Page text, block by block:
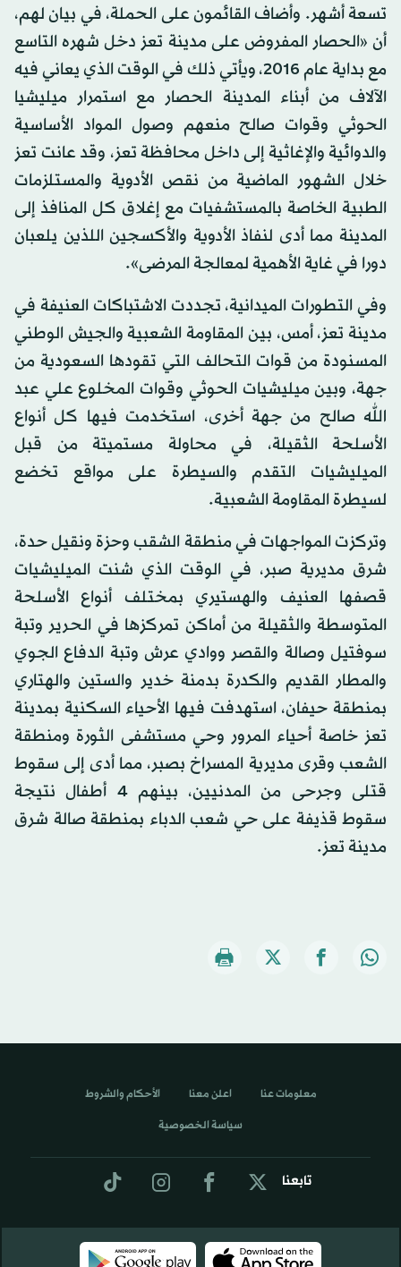
تسعة أشهر. وأضاف القائمون على الحملة، في بيان لهم،
أن «الحصار المفروض على مدينة تعز دخل شهره التاسع
مع بداية عام 2016، ويأتي ذلك في الوقت الذي يعاني فيه
الآلاف من أبناء المدينة الحصار مع استمرار ميليشيا
الحوثي وقوات صالح منعهم وصول المواد الأساسية
والدوائية والإغاثية إلى داخل محافظة تعز، وقد عانت تعز
خلال الشهور الماضية من نقص الأدوية والمستلزمات
الطبية الخاصة بالمستشفيات مع إغلاق كل المنافذ إلى
المدينة مما أدى لنفاذ الأدوية والأكسجين اللذين يلعبان
دورا في غاية الأهمية لمعالجة المرضى».
وفي التطورات الميدانية، تجددت الاشتباكات العنيفة في
مدينة تعز، أمس، بين المقاومة الشعبية والجيش الوطني
المسنودة من قوات التحالف التي تقودها السعودية من
جهة، وبين ميليشيات الحوثي وقوات المخلوع علي عبد
الله صالح من جهة أخرى، استخدمت فيها كل أنواع
الأسلحة الثقيلة، في محاولة مستميتة من قبل
الميليشيات التقدم والسيطرة على مواقع تخضع
لسيطرة المقاومة الشعبية.
وتركزت المواجهات في منطقة الشقب وحزة ونقيل حدة،
شرق مديرية صبر، في الوقت الذي شنت الميليشيات
قصفها العنيف والهستيري بمختلف أنواع الأسلحة
المتوسطة والثقيلة من أماكن تمركزها في الحرير وتبة
سوفتيل وصالة والقصر ووادي عرش وتبة الدفاع الجوي
والمطار القديم والكدرة بدمنة خدير والستين والهتاري
بمنطقة حيفان، استهدفت فيها الأحياء السكنية بمدينة
تعز خاصة أحياء المرور وحي مستشفى الثورة ومنطقة
الشعب وقرى مديرية المسراخ بصبر، مما أدى إلى سقوط
قتلى وجرحى من المدنيين، بينهم 4 أطفال نتيجة
سقوط قذيفة على حي شعب الدباء بمنطقة صالة شرق
مدينة تعز.
تابعنا
معلومات عنا اعلن معنا الأحكام والشروط
سياسة الخصوصية